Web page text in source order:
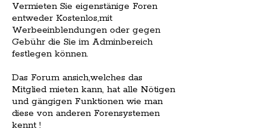
Vermieten Sie eigenstänige Foren
entweder Kostenlos,mit
Werbeeinblendungen oder gegen
Gebühr die Sie im Adminbereich
festlegen können.
Das Forum ansich,welches das
Mitglied mieten kann, hat alle Nötigen
und gängigen Funktionen wie man
diese von anderen Forensystemen
kennt !